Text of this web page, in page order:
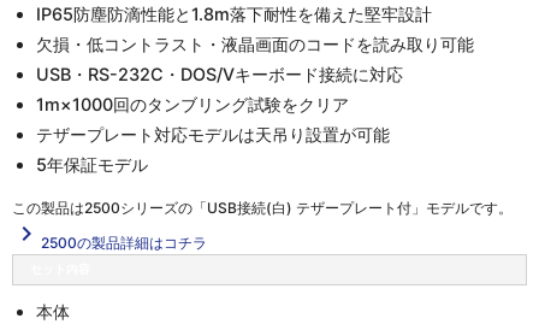
IP65防塵防滴性能と1.8m落下耐性を備えた堅牢設計
欠損・低コントラスト・液晶画面のコードを読み取り可能
USB・RS-232C・DOS/Vキーボード接続に対応
1m×1000回のタンブリング試験をクリア
テザープレート対応モデルは天吊り設置が可能
5年保証モデル
この製品は2500シリーズの「USB接続(白) テザープレート付」 モデルです。
navigate_next 2500の製品詳細はコチラ
本体